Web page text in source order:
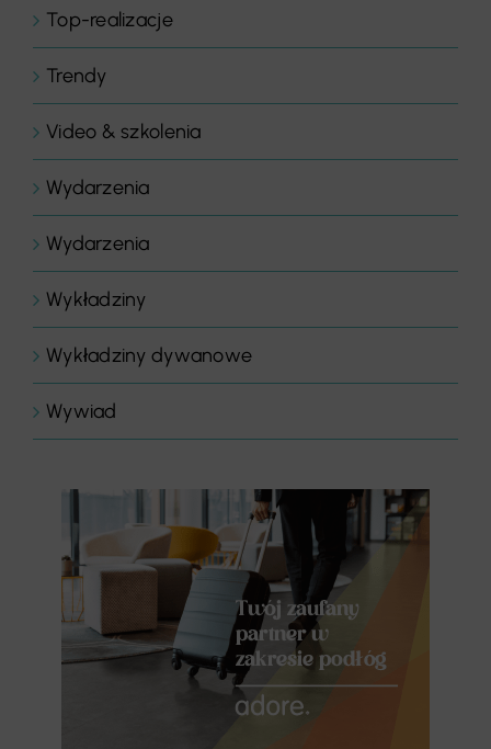
Top-realizacje
Trendy
Video & szkolenia
Wydarzenia
Wydarzenia
Wykładziny
Wykładziny dywanowe
Wywiad